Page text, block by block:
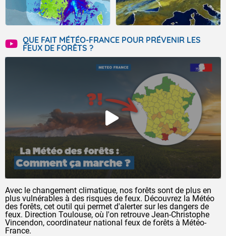
QUE FAIT MÉTÉO-FRANCE POUR PRÉVENIR LES
FEUX DE FORÊTS ?
Avec le changement climatique, nos forêts sont de plus en
plus vulnérables à des risques de feux. Découvrez la Météo
des forêts, cet outil qui permet d'alerter sur les dangers de
feux. Direction Toulouse, où l'on retrouve Jean-Christophe
Vincendon, coordinateur national feux de forêts à Météo-
France.